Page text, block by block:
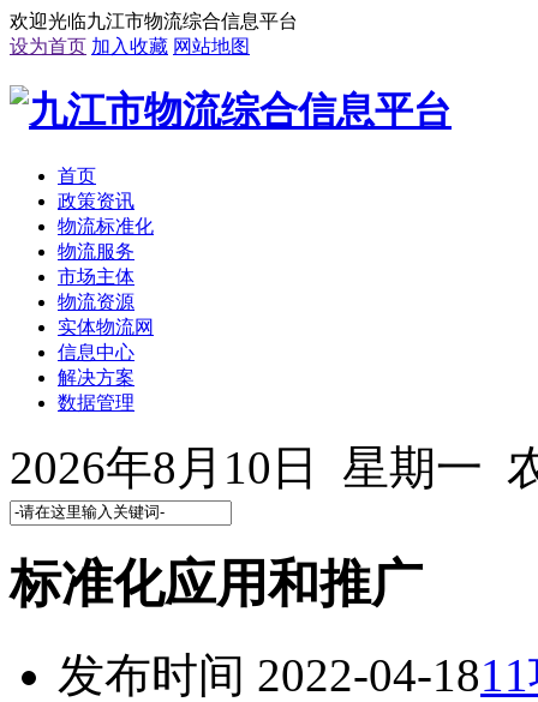
欢迎光临九江市物流综合信息平台
设为首页 加入收藏 网站地图
首页
政策资讯
物流标准化
物流服务
市场主体
物流资源
实体物流网
信息中心
解决方案
数据管理
2026年8月10日 星期一
标准化应用和推广
发布时间 2022-04-18